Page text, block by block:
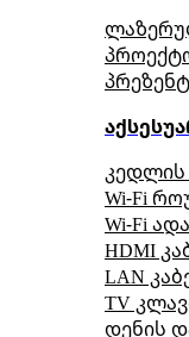
კედლის
Wi-Fi
Wi-Fi
HDMI
LAN
TV
დენის